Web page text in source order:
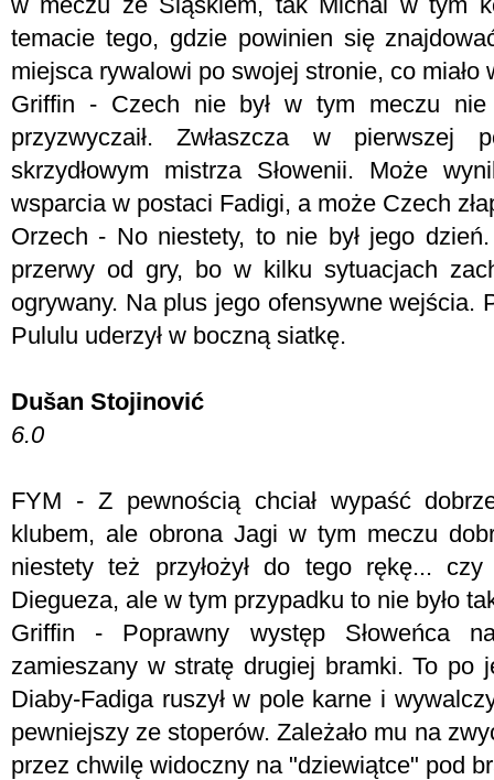
temacie tego, gdzie powinien się
miejsca rywalowi po swojej stronie, co miało
Griffin - Czech nie był w tym meczu
przyzwyczaił. Zwłaszcza w pierwszej
skrzydłowym mistrza Słowenii. Może
wsparcia w postaci Fadigi, a może Czech
Orzech - No niestety, to nie był jego
przerwy od gry, bo w kilku sytuacjach
ogrywany. Na plus jego ofensywne wejścia.
Pululu uderzył w boczną siatkę.
Dušan Stojinović
6.0
FYM - Z pewnością chciał wypaść
klubem, ale obrona Jagi w tym meczu
niestety też przyłożył do tego rękę...
Diegueza, ale w tym przypadku to nie było
Griffin - Poprawny występ Słoweńca
zamieszany w stratę drugiej bramki. To po
Diaby-Fadiga ruszył w pole karne i
pewniejszy ze stoperów. Zależało mu na
przez chwilę widoczny na "dziewiątce" pod